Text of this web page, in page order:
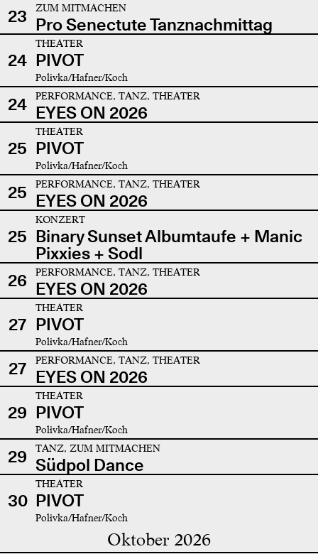
23
ZUM MITMACHEN
Pro Senectute Tanznachmittag
24
THEATER
PIVOT
Polivka/Hafner/Koch
24 PERFORMANCE, TANZ, THEATER
EYES ON 2026
25
THEATER
PIVOT
Polivka/Hafner/Koch
25 PERFORMANCE, TANZ, THEATER
EYES ON 2026
25
KONZERT
Binary Sunset Albumtaufe + Manic
Pixxies + Sodl
26
PERFORMANCE, TANZ, THEATER
EYES ON 2026
27
THEATER
PIVOT
Polivka/Hafner/Koch
27 PERFORMANCE, TANZ, THEATER
EYES ON 2026
29
THEATER
PIVOT
Polivka/Hafner/Koch
29 TANZ, ZUM MITMACHEN
Südpol Dance
30
THEATER
PIVOT
Polivka/Hafner/Koch
Oktober 2026